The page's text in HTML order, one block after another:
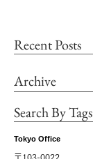
Recent Posts
Archive
Search By Tags
Tokyo Office
〒103-0022